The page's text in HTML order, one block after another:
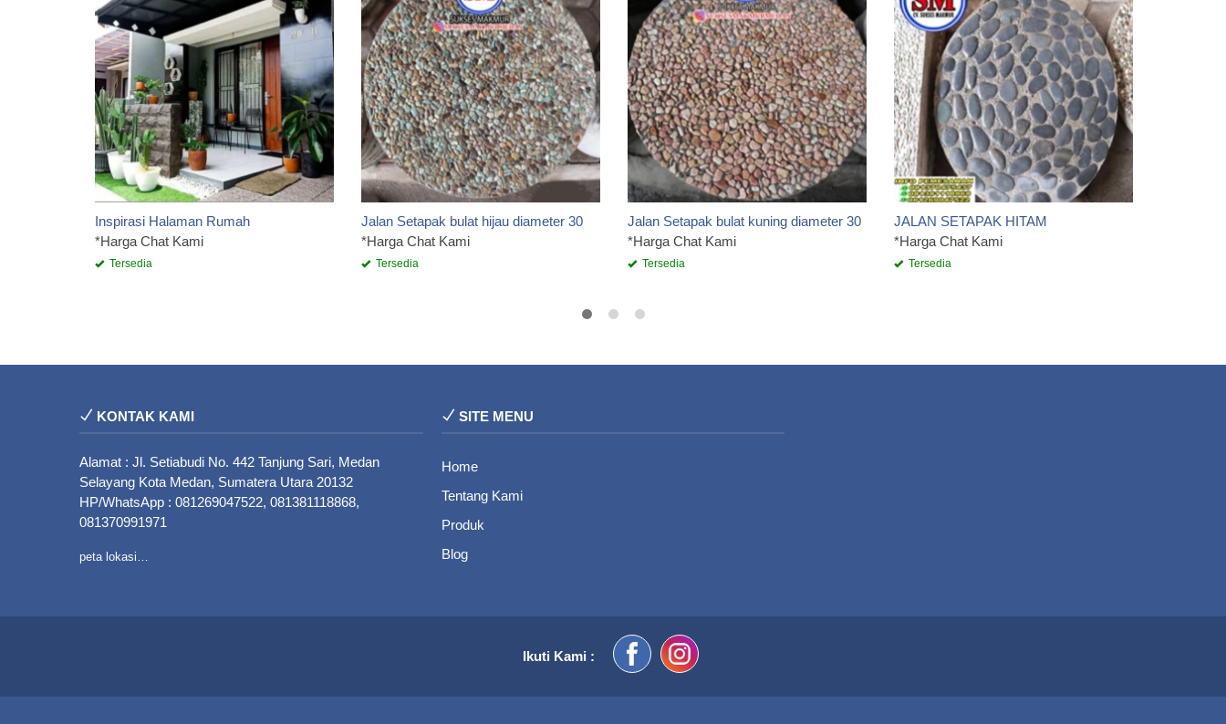
Inspirasi Halaman Rumah
*Harga Chat Kami
Tersedia
Jalan Setapak bulat hijau diameter 30
*Harga Chat Kami
Tersedia
Jalan Setapak bulat kuning diameter 30
*Harga Chat Kami
Tersedia
JALAN SETAPAK HITAM
*Harga Chat Kami
Tersedia
KONTAK KAMI
Alamat : Jl. Setiabudi No. 442 Tanjung Sari, Medan
Selayang Kota Medan, Sumatera Utara 20132
HP/WhatsApp : 081269047522, 081381118868,
081370991971
peta lokasi…
SITE MENU
Home
Tentang Kami
Produk
Blog
Ikuti Kami :